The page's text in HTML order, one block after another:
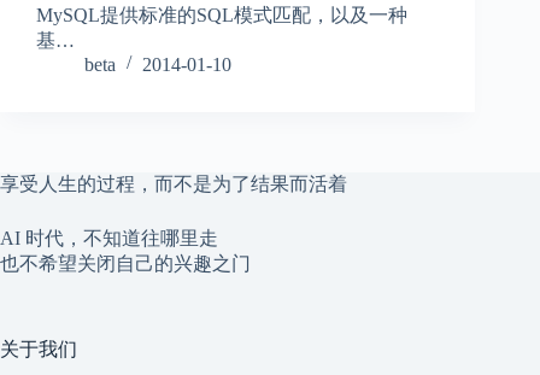
MySQL提供标准的SQL模式匹配，以及一种
基…
beta
2014-01-10
享受人生的过程，而不是为了结果而活着
AI 时代，不知道往哪里走
也不希望关闭自己的兴趣之门
关于我们